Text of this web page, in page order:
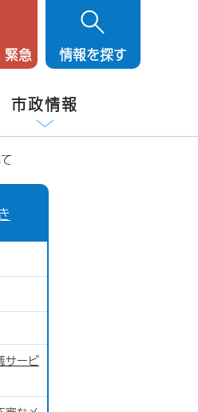
緊急 情報を探す
市政情報
サービ